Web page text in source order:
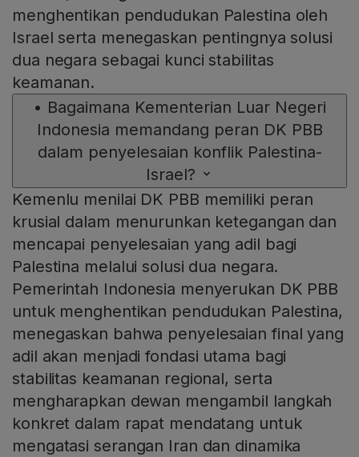
menghentikan pendudukan Palestina oleh
Israel serta menegaskan pentingnya solusi
dua negara sebagai kunci stabilitas
keamanan.
• Bagaimana Kementerian Luar Negeri
Indonesia memandang peran DK PBB
dalam penyelesaian konflik Palestina-
Israel?
Kemenlu menilai DK PBB memiliki peran
krusial dalam menurunkan ketegangan dan
mencapai penyelesaian yang adil bagi
Palestina melalui solusi dua negara.
Pemerintah Indonesia menyerukan DK PBB
untuk menghentikan pendudukan Palestina,
menegaskan bahwa penyelesaian final yang
adil akan menjadi fondasi utama bagi
stabilitas keamanan regional, serta
mengharapkan dewan mengambil langkah
konkret dalam rapat mendatang untuk
mengatasi serangan Iran dan dinamika